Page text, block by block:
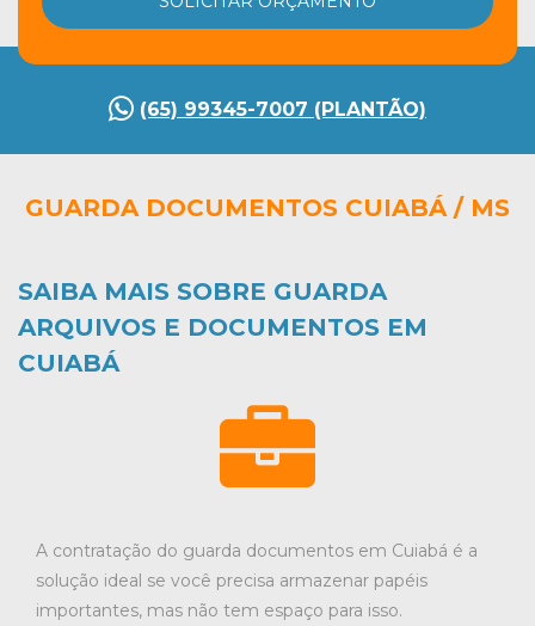
(65) 99345-7007 (PLANTÃO)
GUARDA DOCUMENTOS CUIABÁ / MS
SAIBA MAIS SOBRE GUARDA
ARQUIVOS E DOCUMENTOS EM
CUIABÁ
A contratação do guarda documentos em Cuiabá é a
solução ideal se você precisa armazenar papéis
importantes, mas não tem espaço para isso.